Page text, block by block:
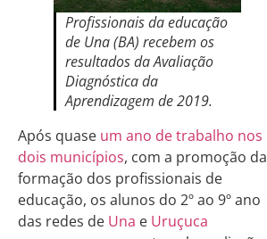
Profissionais da educação
de Una (BA) recebem os
resultados da Avaliação
Diagnóstica da
Aprendizagem de 2019.
Após quase um ano de trabalho nos
dois municípios, com a promoção da
formação dos profissionais de
educação, os alunos do 2º ao 9º ano
das redes de Una e Uruçuca